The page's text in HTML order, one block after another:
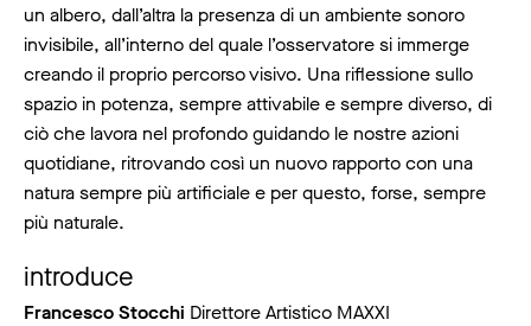
un albero, dall’altra la presenza di un ambiente sonoro
invisibile, all’interno del quale l’osservatore si immerge
creando il proprio percorso visivo. Una riflessione sullo
spazio in potenza, sempre attivabile e sempre diverso, di
ciò che lavora nel profondo guidando le nostre azioni
quotidiane, ritrovando così un nuovo rapporto con una
natura sempre più artificiale e per questo, forse, sempre
più naturale.
introduce
Francesco Stocchi Direttore Artistico MAXXI